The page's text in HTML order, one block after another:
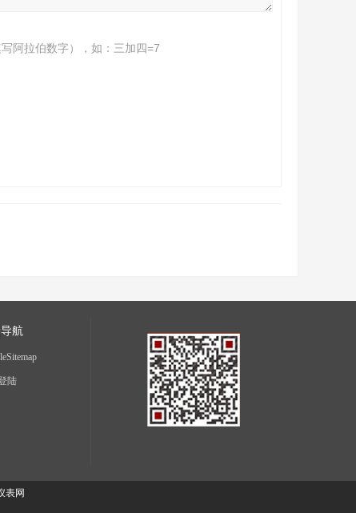
阿拉伯数字），如：三加四=7
航
陆
表网